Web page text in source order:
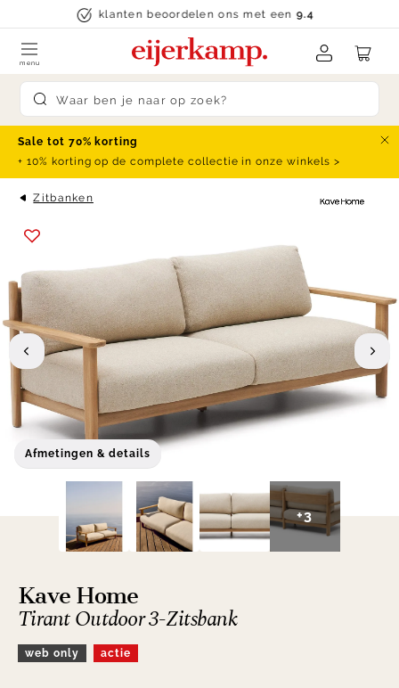
Skip to contentklanten beoordelen ons met een9.4
Submit search
menu
Sale tot 70% korting
+ 10% korting op de complete collectie in onze winkels >
Zitbanken
Afmetingen & details
+3
Kave Home
Tirant Outdoor 3-Zitsbank
web only actie